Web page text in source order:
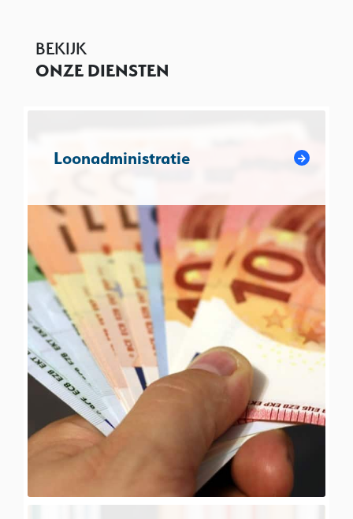
BEKIJK
ONZE DIENSTEN
Loonadministratie